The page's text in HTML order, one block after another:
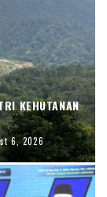
KEHUTANAN
6, 2026